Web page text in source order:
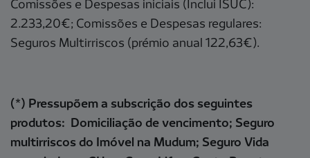
Comissões e Despesas iniciais (Inclui ISUC):
2.233,20€; Comissões e Despesas regulares:
Seguros Multirriscos (prémio anual 122,63€).
(*) Pressupõem a subscrição dos seguintes
produtos: Domiciliação de vencimento; Seguro
multirriscos do Imóvel na Mudum; Seguro Vida